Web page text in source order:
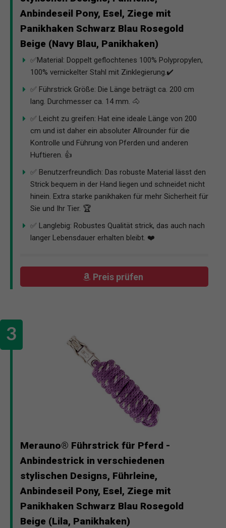
Anbindeseil Pony, Esel, Ziege mit
Panikhaken Schwarz Blau Rosegold
Beige (Navy Blau, Panikhaken)
✅Material: Doppelt geflochtenes 100% Polypropylen,
100% vernickelter Stahl mit Zinklegierung.✔️
✅ Führstrick Größe: Die Länge beträgt ca. 200 cm
lang. Durchmesser ca. 14 mm. 🐴
✅ Leicht zu greifen: Hat eine ideale Länge von 200
cm und ist daher ein absoluter Allrounder für die
Kontrolle und Führung von Pferden und anderen
Huftieren. 👍
✅ Benutzerfreundlich: Das robuste Material lässt den
Strick bequem in der Hand liegen und schneidet nicht
hinein. Extra starke panikhaken für mehr Sicherheit für
Sie und Ihr Tier. 🏆
✅ Langlebig: Robustes Qualität strick, das auch nach
langer Lebensdauer erhalten bleibt. ❤️
Preis prüfen
Merauno® Führstrick für Pferd -
Anbindestrick in verschiedenen
stylischen Designs, Führleine,
Anbindeseil Pony, Esel, Ziege mit
Panikhaken Schwarz Blau Rosegold
Beige (Lila, Panikhaken)